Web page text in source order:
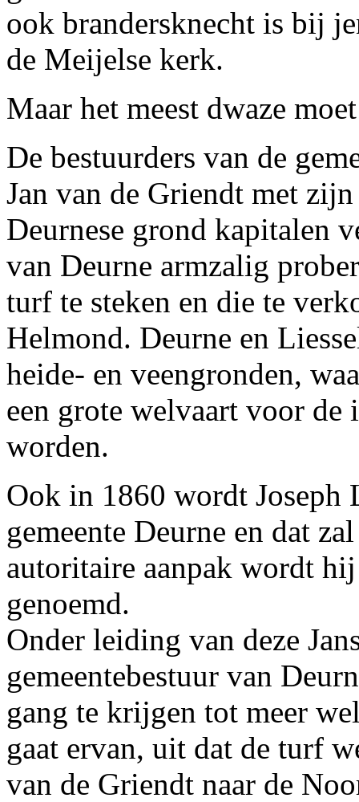
ook brandersknecht is bij
de Meijelse kerk.
Maar het meest dwaze
De bestuurders van de
Jan van de Griendt met
Deurnese grond kapitalen
van Deurne armzalig
turf te steken en die te
Helmond. Deurne en
heide- en veengronden,
een grote welvaart voor de
worden.
Ook in 1860 wordt Joseph
gemeente Deurne en dat
autoritaire aanpak wordt
genoemd.
Onder leiding van deze
gemeentebestuur van
gang te krijgen tot meer
gaat ervan, uit dat de turf
van de Griendt naar de